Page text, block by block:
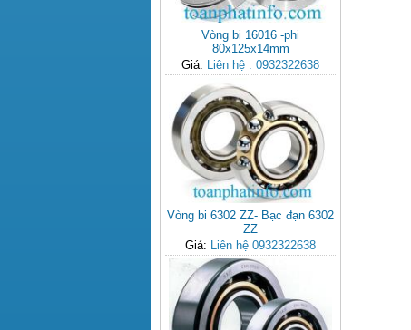
Vòng bi 16016 -phi
80x125x14mm
Giá:
Liên hệ : 0932322638
Vòng bi 6302 ZZ- Bạc đạn 6302
ZZ
Giá: Liên hệ 0932322638